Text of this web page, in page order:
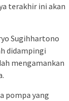
terakhir ini akan
Sugihhartono
didampingi
mengamankan
pompa yang